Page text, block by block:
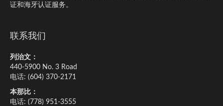
证和海牙认证服务。
联系我们
列治文：
440-5900 No. 3 Road
电话: (604) 370-2171
本那比：
电话: (778) 951-3555